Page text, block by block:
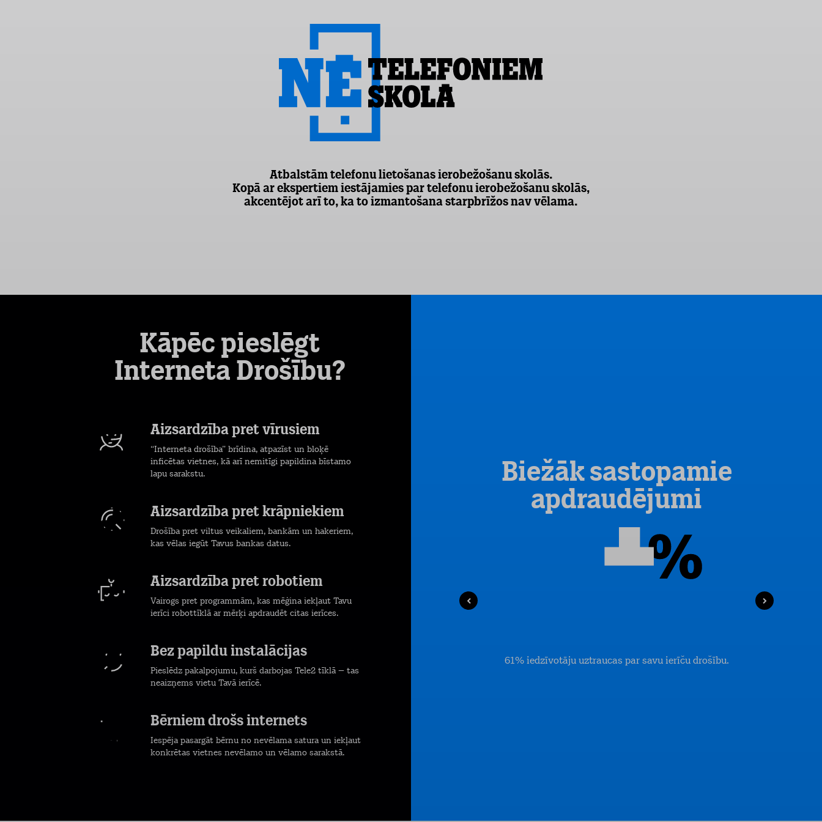
Atbalstām telefonu lietošanas ierobežošanu skolās.
Kopā ar ekspertiem iestājamies par telefonu ierobežošanu skolās,
akcentējot arī to, ka to izmantošana starpbrīžos nav vēlama.
Kāpēc pieslēgt
Interneta Drošību?
Aizsardzība pret vīrusiem
“Interneta drošība” brīdina, atpazīst un bloķē
inficētas vietnes, kā arī nemitīgi papildina bīstamo
lapu sarakstu.
Aizsardzība pret krāpniekiem
Drošība pret viltus veikaliem, bankām un hakeriem,
kas vēlas iegūt Tavus bankas datus.
Aizsardzība pret robotiem
Vairogs pret programmām, kas mēģina iekļaut Tavu
ierīci robottīklā ar mērķi apdraudēt citas ierīces.
Bez papildu instalācijas
Pieslēdz pakalpojumu, kurš darbojas Tele2 tīklā – tas
neaizņems vietu Tavā ierīcē.
Bērniem drošs internets
Iespēja pasargāt bērnu no nevēlama satura un iekļaut
konkrētas vietnes nevēlamo un vēlamo sarakstā.
Biežāk sastopamie
apdraudējumi
61% iedzīvotāju uztraucas par savu ierīču drošību.